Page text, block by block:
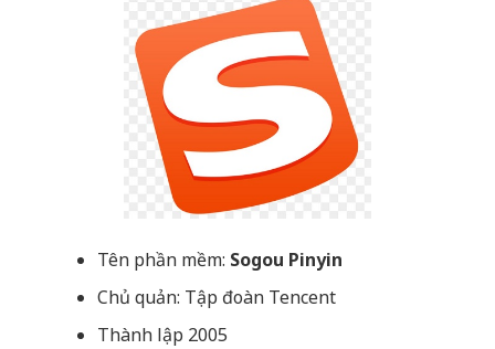
Tên phần mềm: Sogou Pinyin
Chủ quản: Tập đoàn Tencent
Thành lập 2005